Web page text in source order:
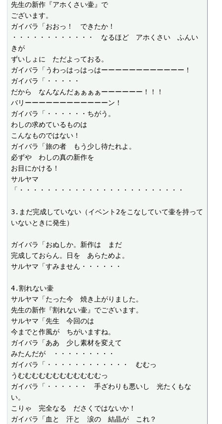
先生の新作『アホくさい壷』で
ございます。
ガイバラ「おおっ！　できたか！
・・・・・・・・・・・・　なるほど　アホくさい　ふんい
きが
ずいしょに　ただよっておる。
ガイバラ「うわっはっはっはーーーーーーーーーーーー！
ガイバラ「・・・・・
だから　なんなんだぁぁぁぁーーーーーー！！！
バリーーーーーーーーーーーーン！
ガイバラ「・・・・・・ちがう。
わしの求めているものは
こんなものではない！
ガイバラ「旅の者　もう少し待たれよ。
必ずや　わしの真の新作を
お目にかける！
サルヤマ
「・・・・・・・・・・・・・・・・・・・・・・・・
3.まだ完成していない（イベント2をこなしていて壷を持って
いないときに発生）
ガイバラ「おぬしか。新作は　まだ
完成しておらん。日を　あらためよ。
サルヤマ「すみません・・・・・・
4.割れない壷
サルヤマ「たった今　焼き上がりました。
先生の新作『割れない壷』でございます。
サルヤマ「先生　今回のは
今までと作風が　ちがいますね。
ガイバラ「ああ　少し素材を変えて
みたんだが　・・・・・・・・・
ガイバラ「・・・・・・・・・・・・　むむっ
うむむむむむむむむむむむむっ
ガイバラ「・・・・・・　手ざわりも悪いし　光たくもな
い。
こりゃ　完全なる　ださくではないか！
ガイバラ「血と　汗と　涙の　結晶が　これ？